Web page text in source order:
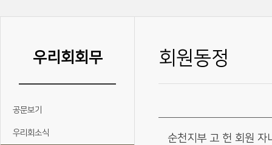
우리회회무
공문보기
우리회소식
회원동정
순천지부 고 헌 회원 자